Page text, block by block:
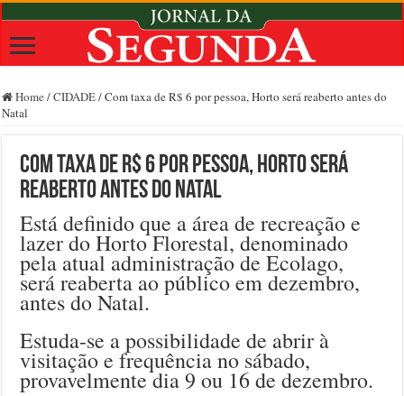
Home /CIDADE/Com taxa de R$ 6 por pessoa, Horto será reaberto antes do
Natal
Com taxa de R$ 6 por pessoa, Horto será
reaberto antes do Natal
Está definido que a área de recreação e
lazer do Horto Florestal, denominado
pela atual administração de Ecolago,
será reaberta ao público em dezembro,
antes do Natal.
Estuda-se a possibilidade de abrir à
visitação e frequência no sábado,
provavelmente dia 9 ou 16 de dezembro.